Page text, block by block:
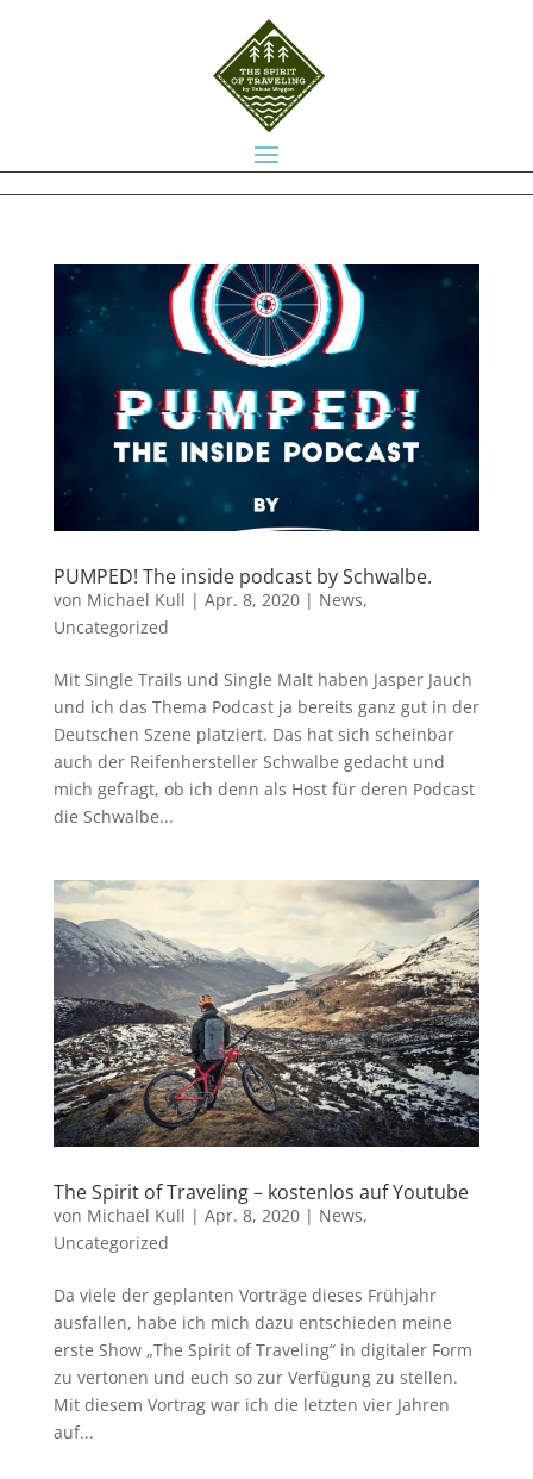
PUMPED! The inside podcast by Schwalbe.
von Michael Kull | Apr. 8, 2020| News,
Uncategorized
Mit Single Trails und Single Malt haben Jasper Jauch
und ich das Thema Podcast ja bereits ganz gut in der
Deutschen Szene platziert. Das hat sich scheinbar
auch der Reifenhersteller Schwalbe gedacht und
mich gefragt, ob ich denn als Host für deren Podcast
die Schwalbe...
The Spirit of Traveling – kostenlos auf Youtube
von Michael Kull | Apr. 8, 2020| News,
Uncategorized
Da viele der geplanten Vorträge dieses Frühjahr
ausfallen, habe ich mich dazu entschieden meine
erste Show „The Spirit of Traveling“ in digitaler Form
zu vertonen und euch so zur Verfügung zu stellen.
Mit diesem Vortrag war ich die letzten vier Jahren
auf...